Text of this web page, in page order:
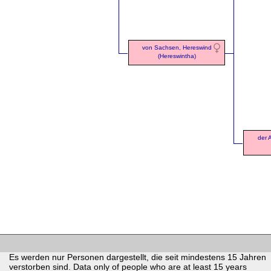
von Sachsen, Hereswind
(Hereswintha)
der
Es werden nur Personen dargestellt, die seit mindestens 15 Jahren
verstorben sind. Data only of people who are at least 15 years